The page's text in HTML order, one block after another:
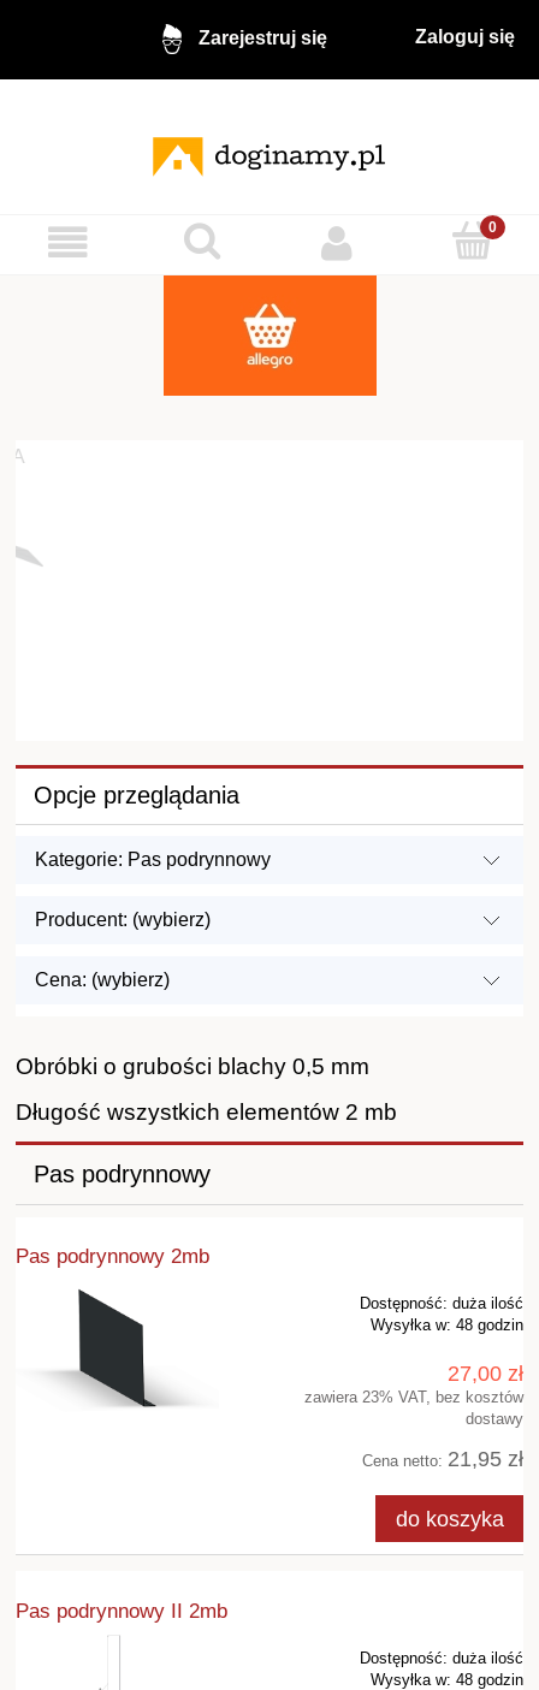
Zarejestruj się Zaloguj się
Opcje przeglądania
Kategorie: Pas podrynnowy
Producent: (wybierz)
Cena: (wybierz)
Obróbki o grubości blachy 0,5 mm
Długość wszystkich elementów 2 mb
Pas podrynnowy
Pas podrynnowy 2mb
Dostępność: duża ilość
Wysyłka w: 48 godzin
27,00 zł
zawiera 23% VAT, bez kosztów
dostawy
Cena netto: 21,95 zł
do koszyka
Pas podrynnowy II 2mb
Dostępność: duża ilość
Wysyłka w: 48 godzin